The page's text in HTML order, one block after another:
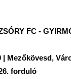
FC -
| Mezőkövesd,
forduló